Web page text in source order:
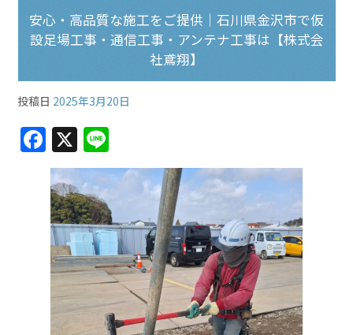
安心・高品質な施工をご提供｜石川県金沢市で仮
設足場工事・通信工事・アンテナ工事は【株式会
社鳶翔】
投稿日 2025年3月20日
F
a
c
e
b
o
o
k
X
n
e